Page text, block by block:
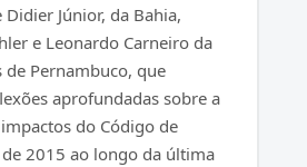
Didier Júnior, da Bahia,
e Leonardo Carneiro da
de Pernambuco, que
aprofundadas sobre a
do Código de
de 2015 ao longo da última